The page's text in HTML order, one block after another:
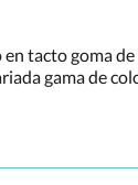
tacto goma
gama de